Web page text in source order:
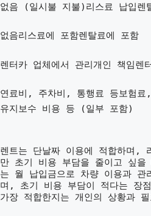
없음 (일시불 지불)리스료 납입렌
없음리스료에 포함렌탈료에 포함
렌터카 업체에서 관리개인 책임렌
연료비, 주차비, 통행료 등보험
유지보수 비용 등 (일부 포함)
렌트는 단날짜 이용에 적합하며,
만 초기 비용 부담을 줄이고 싶을
는 월 납입금으로 차량 이용과 관
며, 초기 비용 부담이 적다는 장
가장 적합한지는 개인의 상황과